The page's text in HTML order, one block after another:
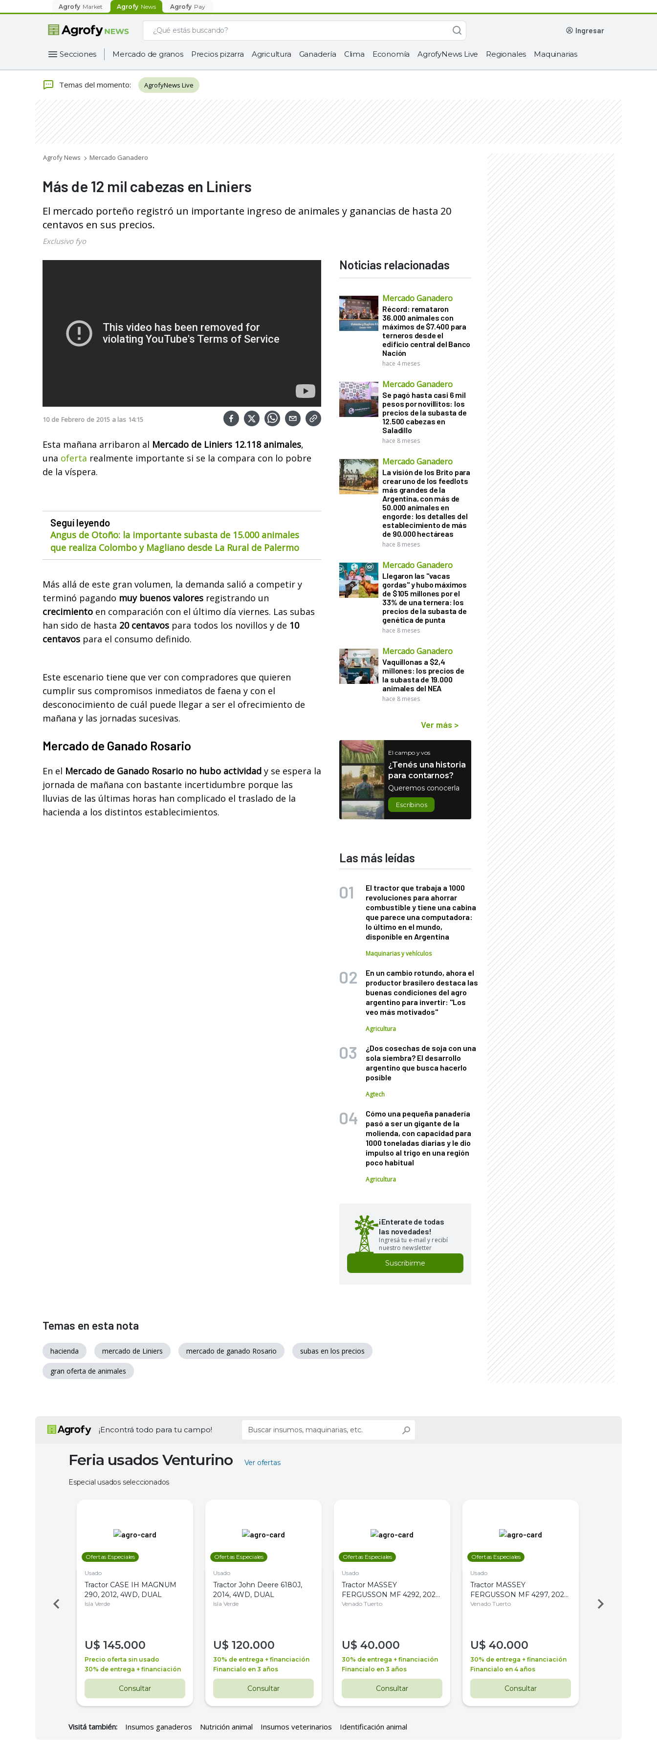
Agrofy Market Agrofy News Agrofy Pay
ingresar
Secciones Mercado de granos Precios pizarra Agricultura Ganadería Clima Economía AgrofyNews Live Regionales Maquinarias
Temas del momento: AgrofyNews Live
Agrofy News Mercado Ganadero
Más de 12 mil cabezas en Liniers
El mercado porteño registró un importante ingreso de animales y ganancias de hasta 20
centavos en sus precios.
Exclusivo fyo
10 de Febrero de 2015 a las 14:15
Esta mañana arribaron al Mercado de Liniers 12.118 animales,
una oferta realmente importante si se la compara con lo pobre
de la víspera.
Seguí leyendo
Angus de Otoño: la importante subasta de 15.000 animales
que realiza Colombo y Magliano desde La Rural de Palermo
Más allá de este gran volumen, la demanda salió a competir y
terminó pagando muy buenos valores registrando un
crecimiento en comparación con el último día viernes. Las subas
han sido de hasta 20 centavos para todos los novillos y de 10
centavos para el consumo definido.
Este escenario tiene que ver con compradores que quieren
cumplir sus compromisos inmediatos de faena y con el
desconocimiento de cuál puede llegar a ser el ofrecimiento de
mañana y las jornadas sucesivas.
Mercado de Ganado Rosario
En el Mercado de Ganado Rosario no hubo actividad y se espera la
jornada de mañana con bastante incertidumbre porque las
lluvias de las últimas horas han complicado el traslado de la
hacienda a los distintos establecimientos.
Noticias relacionadas
Mercado Ganadero
Récord: remataron
36.000 animales con
máximos de $7.400 para
terneros desde el
edificio central del Banco
Nación
hace 4 meses
Mercado Ganadero
Se pagó hasta casi 6 mil
pesos por novillitos: los
precios de la subasta de
12.500 cabezas en
Saladillo
hace 8 meses
Mercado Ganadero
La visión de los Brito para
crear uno de los feedlots
más grandes de la
Argentina, con más de
50.000 animales en
engorde: los detalles del
establecimiento de más
de 90.000 hectáreas
hace 8 meses
Mercado Ganadero
Llegaron las "vacas
gordas" y hubo máximos
de $105 millones por el
33% de una ternera: los
precios de la subasta de
genética de punta
hace 8 meses
Mercado Ganadero
Vaquillonas a $2,4
millones: los precios de
la subasta de 19.000
animales del NEA
hace 8 meses
Ver más >
El campo y vos
¿Tenés una historia
para contarnos?
Queremos conocerla
Escribinos
Las más leídas
El tractor que trabaja a 1000
revoluciones para ahorrar
combustible y tiene una cabina
que parece una computadora:
lo último en el mundo,
disponible en Argentina
Maquinarias y vehículos
En un cambio rotundo, ahora el
productor brasilero destaca las
buenas condiciones del agro
argentino para invertir: "Los
veo más motivados"
Agricultura
¿Dos cosechas de soja con una
sola siembra? El desarrollo
argentino que busca hacerlo
posible
Agtech
Cómo una pequeña panadería
pasó a ser un gigante de la
molienda, con capacidad para
1000 toneladas diarias y le dio
impulso al trigo en una región
poco habitual
Agricultura
¡Enterate de todas
las novedades!
Ingresá tu e-mail y recibí
nuestro newsletter
Suscribirme
Temas en esta nota
hacienda mercado de Liniers mercado de ganado Rosario subas en los precios
gran oferta de animales
¡Encontrá todo para tu campo!
Feria usados Venturino Ver ofertas
Especial usados seleccionados
Ofertas Especiales
Usado
Tractor CASE IH MAGNUM
290, 2012, 4WD, DUAL
Isla Verde
U$ 145.000
Precio oferta sin usado
30% de entrega + financiación
Consultar
Ofertas Especiales
Usado
Tractor John Deere 6180J,
2014, 4WD, DUAL
Isla Verde
U$ 120.000
30% de entrega + financiación
Financialo en 3 años
Consultar
Ofertas Especiales
Usado
Tractor MASSEY
FERGUSSON MF 4292, 2020,
4WD, PATON
Venado Tuerto
U$ 40.000
30% de entrega + financiación
Financialo en 3 años
Consultar
Ofertas Especiales
Usado
Tractor MASSEY
FERGUSSON MF 4297, 2020,
4WD, PATON
Venado Tuerto
U$ 40.000
30% de entrega + financiación
Financialo en 4 años
Consultar
Venado Tuerto
Visitá también: Insumos ganaderos Nutrición animal Insumos veterinarios Identificación animal